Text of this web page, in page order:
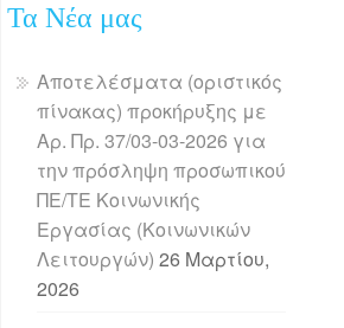
Τα Νέα μας
Αποτελέσματα (οριστικός
πίνακας) προκήρυξης με
Αρ. Πρ. 37/03-03-2026 για
την πρόσληψη προσωπικού
ΠΕ/ΤΕ Κοινωνικής
Εργασίας (Κοινωνικών
Λειτουργών) 26 Μαρτίου,
2026